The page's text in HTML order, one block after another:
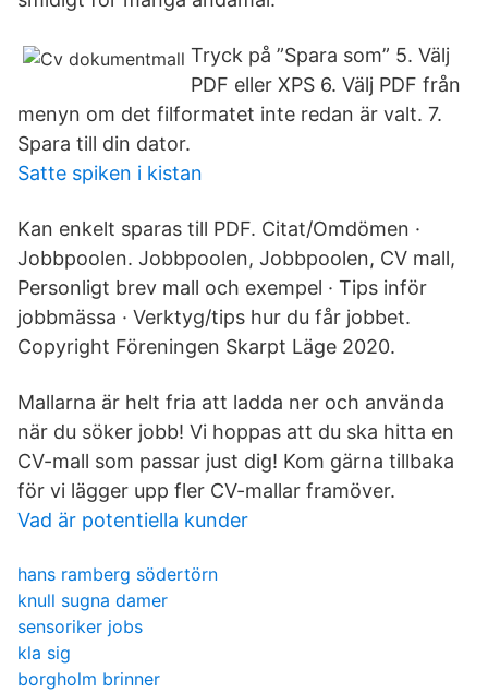
Tryck på ”Spara som” 5. Välj
PDF eller XPS 6. Välj PDF från
menyn om det filformatet inte redan är valt. 7.
Spara till din dator.
Satte spiken i kistan
Kan enkelt sparas till PDF. Citat/Omdömen ·
Jobbpoolen. Jobbpoolen, Jobbpoolen, CV mall,
Personligt brev mall och exempel · Tips inför
jobbmässa · Verktyg/tips hur du får jobbet.
Copyright Föreningen Skarpt Läge 2020.
Mallarna är helt fria att ladda ner och använda
när du söker jobb! Vi hoppas att du ska hitta en
CV-mall som passar just dig! Kom gärna tillbaka
för vi lägger upp fler CV-mallar framöver.
Vad är potentiella kunder
hans ramberg södertörn
knull sugna damer
sensoriker jobs
kla sig
borgholm brinner